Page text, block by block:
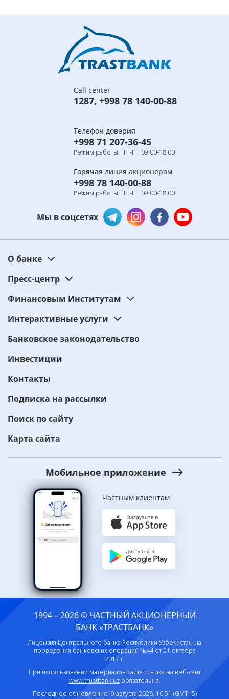
Call center
1287, +998 78 140-00-88
Телефон доверия
+998 71 207-36-45
Режим работы: ПН-ПТ 09:00-18:00
Горячая линия акционерам
+998 78 140-00-88
Режим работы: ПН-ПТ 09:00-18:00
Мы в соцсетях
О банке
Пресс-центр
Финансовым Институтам
Интерактивные услуги
Банковское законодательство
Инвестиции
Контакты
Подписка на рассылки
Поиск по сайту
Карта сайта
Мобильное приложение
Частным клиентам
1994 – 2026 © ЧАСТНЫЙ АКЦИОНЕРНЫЙ
БАНК «ТРАСТБАНК»
Лицензия Центрального банка Республики Узбекистан на
проведения банковских операций №44 от 21 октября
2017 г.
При использовании материалов сайта ссылка на веб-сайт
www.trustbank.uzобязательна.
Последнее обновление: 9 августа 2026, 10:51 (GMT+5)